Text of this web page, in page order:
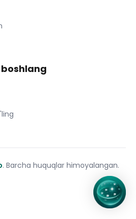
. Barcha huquqlar himoyalangan.